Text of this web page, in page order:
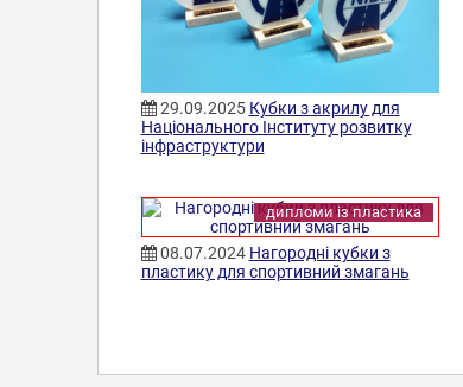
29.09.2025 Кубки з акрилу для
Національного Інституту розвитку
інфраструктури
дипломи із пластика
08.07.2024 Нагородні кубки з
пластику для спортивний змагань